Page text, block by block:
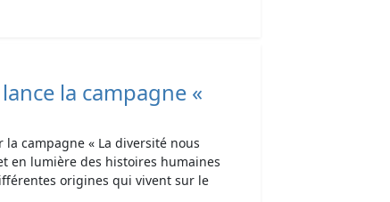
la campagne «
la campagne « La diversité nous
en lumière des histoires humaines
origines qui vivent sur le